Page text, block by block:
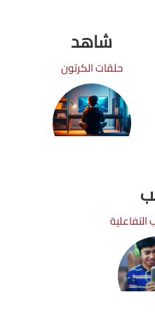
شاهد
حلقات الكرتون